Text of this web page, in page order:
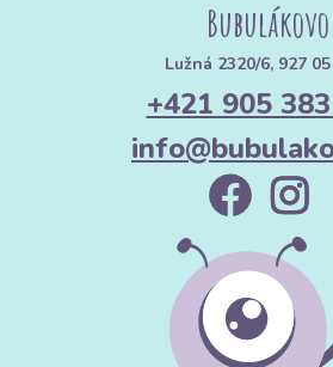
Bubulákovo
Lužná 2320/6, 927
+421 905